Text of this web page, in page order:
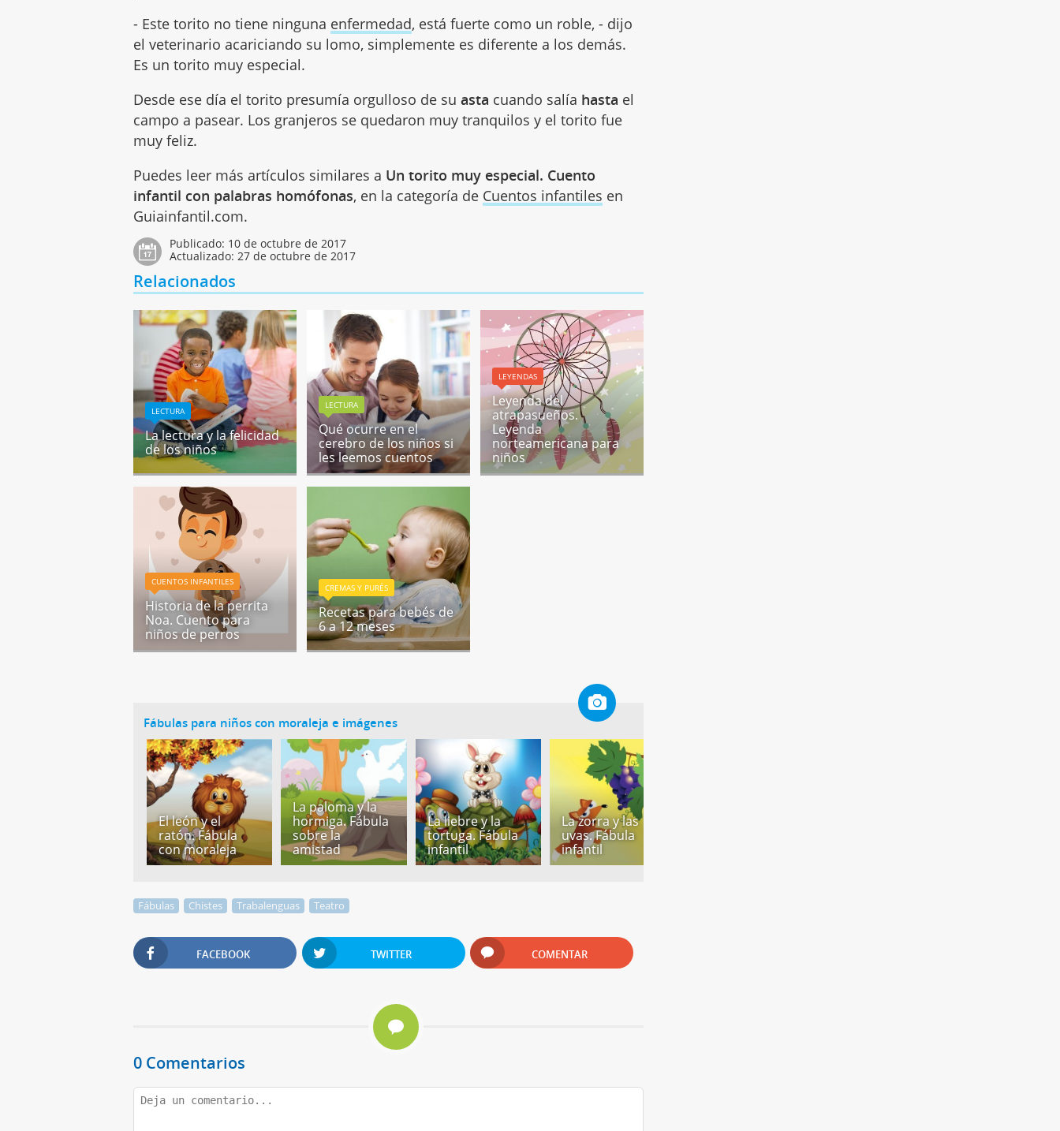
- Este torito no tiene ninguna enfermedad, está fuerte como un roble, - dijo
el veterinario acariciando su lomo, simplemente es diferente a los demás.
Es un torito muy especial.
Desde ese día el torito presumía orgulloso de suasta cuando salía hasta el
campo a pasear. Los granjeros se quedaron muy tranquilos y el torito fue
muy feliz.
Puedes leer más artículos similares a Un torito muy especial. Cuento
infantil con palabras homófonas, en la categoría de Cuentos infantiles en
Guiainfantil.com.
Publicado: 10 de octubre de 2017
Actualizado:27 de octubre de 2017
Relacionados
LECTURA
La lectura y la felicidad
de los niños
LECTURA
Qué ocurre en el
cerebro de los niños si
les leemos cuentos
LEYENDAS
Leyenda del
atrapasueños.
Leyenda
norteamericana para
niños
CUENTOS INFANTILES
Historia de la perrita
Noa. Cuento para
niños de perros
CREMAS Y PURÉS
Recetas para bebés de
6 a 12 meses
Fábulas para niños con moraleja e imágenes
El león y el
ratón. Fábula
con moraleja
La paloma y la
hormiga. Fábula
sobre la
amistad
La liebre y la
tortuga. Fábula
infantil
La zorra y las
uvas. Fábula
infantil
Fábulas Chistes Trabalenguas Teatro
FACEBOOK TWITTER COMENTAR
0 Comentarios